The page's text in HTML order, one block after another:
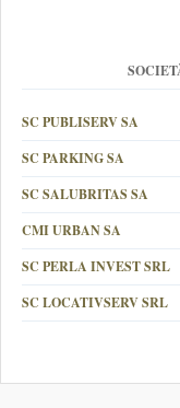
SC PUBLISERV SA
SC PARKING SA
SC SALUBRITAS SA
CMI URBAN SA
SC PERLA INVEST SRL
SC LOCATIVSERV SRL